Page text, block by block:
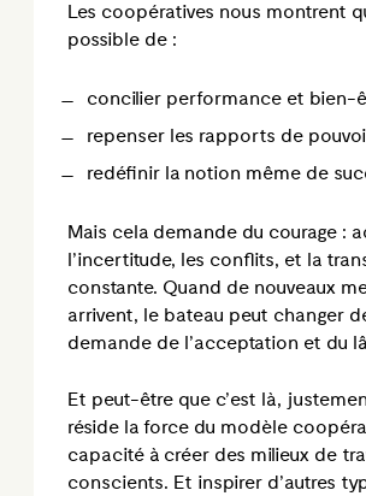
Les coopératives nous montrent
possible de :
concilier performance et bien-
repenser les rapports de
redéfinir la notion même de
Mais cela demande du courage :
l’incertitude, les conflits, et la
constante. Quand de nouveaux
arrivent, le bateau peut changer
demande de l’acceptation et du
Et peut-être que c’est là,
réside la force du modèle
capacité à créer des milieux de
conscients. Et inspirer d’autres